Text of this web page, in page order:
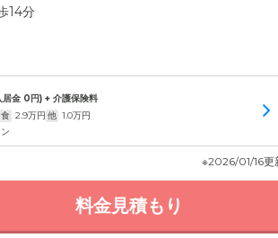
14分
居金 0円) + 介護保険料
食 2.9万円 他 1.0万円
※2026/01/16更
料金見積もり